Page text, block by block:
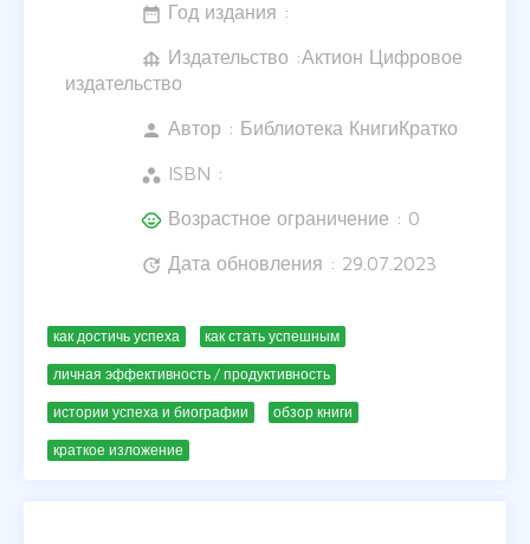
date_range Год издания :
foundation Издательство :Актион Цифровое
издательство
person Автор : Библиотека КнигиКратко
workspaces ISBN :
child_care Возрастное ограничение : 0
update Дата обновления : 29.07.2023
как достичь успеха как стать успешным
личная эффективность / продуктивность
истории успеха и биографии обзор книги
краткое изложение